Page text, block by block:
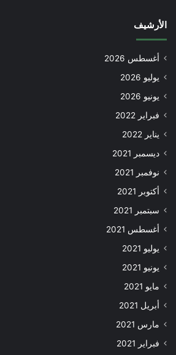
الأرشيف
أغسطس 2026
يوليو 2026
يونيو 2026
فبراير 2022
يناير 2022
ديسمبر 2021
نوفمبر 2021
أكتوبر 2021
سبتمبر 2021
أغسطس 2021
يوليو 2021
يونيو 2021
مايو 2021
أبريل 2021
مارس 2021
فبراير 2021